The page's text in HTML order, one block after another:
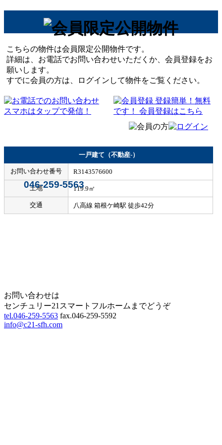
こちらの物件は会員限定公開物件です。
詳細は、お電話でお問い合わせいただくか、会員登録をお
願いします。
すでに会員の方は、ログインして物件をご覧ください。
046-259-5563
一戸建て（不動産-）
お問い合わせ番号 R3143576600
土地 119.9㎡
交通 八高線 箱根ケ崎駅 徒歩42分
お問い合わせは
センチュリー21スマートフルホームまでどうぞ
tel.046-259-5563 fax.046-259-5592
info@c21-sfh.com